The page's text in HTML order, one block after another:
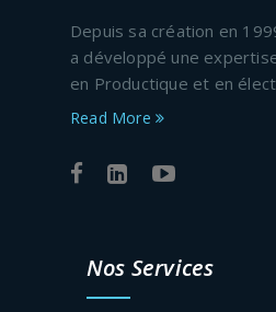
Depuis sa création en
a développé une
en Productique et en
Read More
Nos Services